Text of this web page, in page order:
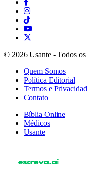
© 2026 Usante - Todos os
Quem Somos
Política Editorial
Termos e
Contato
Bíblia Online
Médicos
Usante